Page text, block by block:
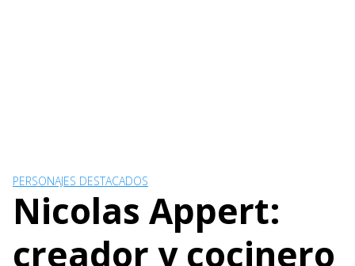
PERSONAJES DESTACADOS
Nicolas Appert:
creador y cocinero